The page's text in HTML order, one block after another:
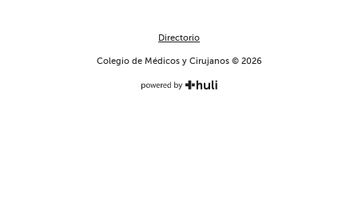
Directorio
Colegio de Médicos y Cirujanos © 2026